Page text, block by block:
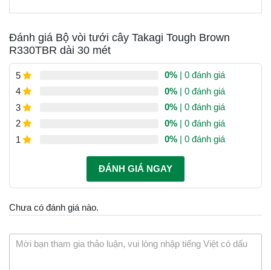
Đánh giá Bộ vòi tưới cây Takagi Tough Brown
R330TBR dài 30 mét
5 0% | 0 đánh giá
4
0% | 0 đánh giá
3
0% | 0 đánh giá
2
0% | 0 đánh giá
1
0% | 0 đánh giá
ĐÁNH GIÁ NGAY
Chưa có đánh giá nào.